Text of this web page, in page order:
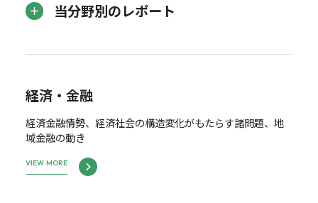
当分野別のレポート
経済・金融
経済金融情勢、経済社会の構造変化がもたらす諸問題、地
域金融の動き
VIEW MORE